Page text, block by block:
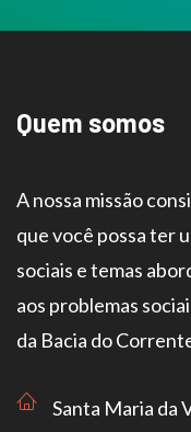
Quem somos
A nossa missão
que você possa ter
sociais e temas
aos problemas
da Bacia do
Santa Maria da